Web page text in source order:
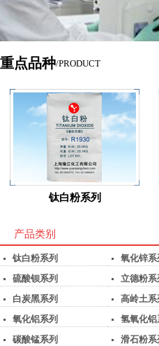
重点品种/PRODUCT
钛白粉系列
产品类别
钛白粉系列
氧化锌系
硫酸钡系列
立德粉系
白炭黑系列
高岭土系
氧化铝系列
氢氧化铝
碳酸锰系列
滑石粉系